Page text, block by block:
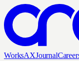
WorksAXJournal